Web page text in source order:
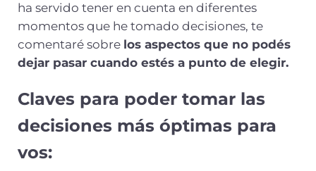
ha servido tener en cuenta en diferentes
momentos que he tomado decisiones, te
comentaré sobre los aspectos que no podés
dejar pasar cuando estés a punto de elegir.
Claves para poder tomar las
decisiones más óptimas para
vos: